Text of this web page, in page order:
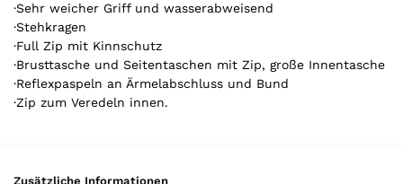
k
e
l
.
Y
o
·Sehr weicher Griff und wasserabweisend
·Stehkragen
·Full Zip mit Kinnschutz
·Brusttasche und Seitentaschen mit Zip, große Innentasche
·Reflexpaspeln an Ärmelabschluss und Bund
·Zip zum Veredeln innen.
Zusätzliche Informationen